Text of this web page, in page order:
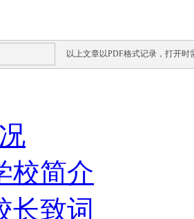
以上文章以PDF格式记录，打开时
校简介
长致词